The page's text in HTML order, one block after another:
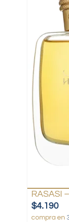
RASASI
$4.190
compra en